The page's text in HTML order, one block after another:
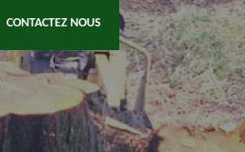
CONTACTEZ NOUS